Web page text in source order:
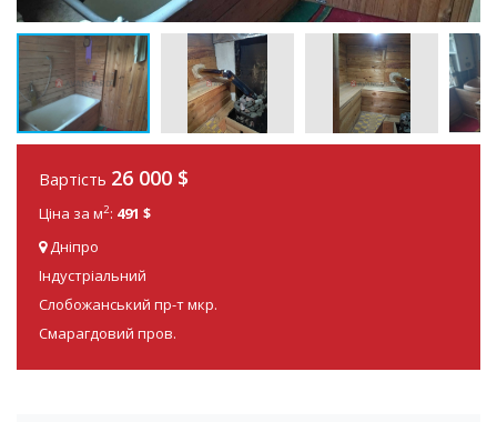
Вартість 26 000 $
Ціна за м2: 491 $
Дніпро
Індустріальний
Слобожанський пр-т мкр.
Смарагдовий пров.